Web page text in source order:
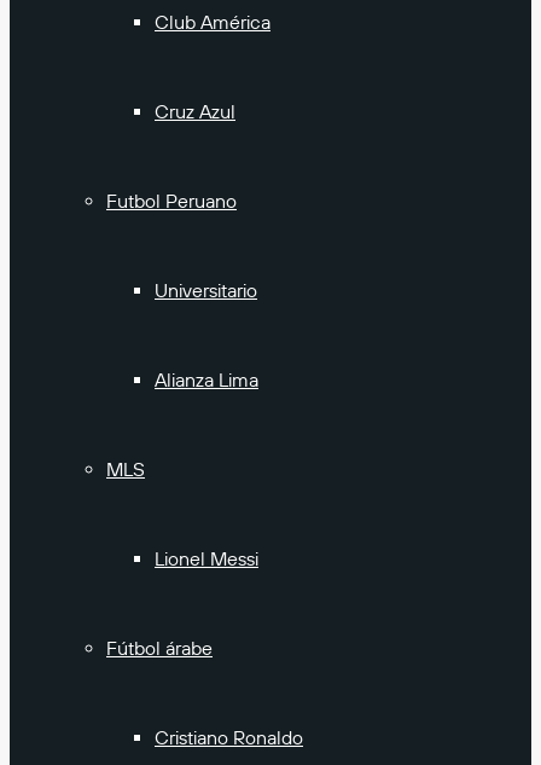
Club América
Cruz Azul
Futbol Peruano
Universitario
Alianza Lima
MLS
Lionel Messi
Fútbol árabe
Cristiano Ronaldo